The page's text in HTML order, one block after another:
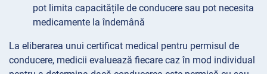
pot limita capacitățile de conducere sau pot necesita
medicamente la îndemână
La eliberarea unui certificat medical pentru permisul de
conducere, medicii evaluează fiecare caz în mod individual